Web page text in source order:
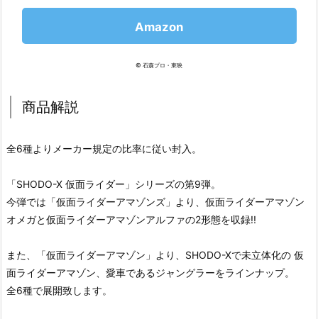
Amazon
© 石森プロ・東映
商品解説
全6種よりメーカー規定の比率に従い封入。
「SHODO-X 仮面ライダー」シリーズの第9弾。
今弾では「仮面ライダーアマゾンズ」より、仮面ライダーアマゾン
オメガと仮面ライダーアマゾンアルファの2形態を収録!!
また、「仮面ライダーアマゾン」より、SHODO-Xで未立体化の 仮
面ライダーアマゾン、愛車であるジャングラーをラインナップ。
全6種で展開致します。